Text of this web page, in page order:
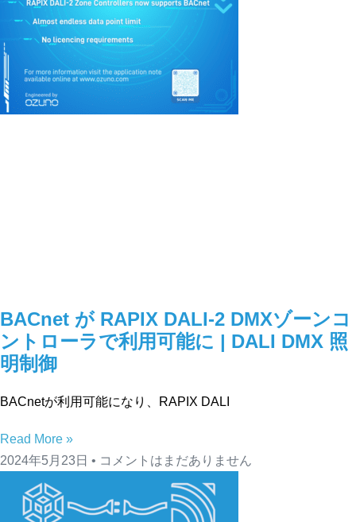
BACnet が RAPIX DALI-2 DMXゾーンコ
ントローラで利用可能に | DALI DMX 照
明制御
BACnetが利用可能になり、RAPIX DALI
Read More »
2024年5月23日
コメントはまだありません